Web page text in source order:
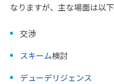
なりますが、主な場面は以下
交渉
スキーム検討
デューデリジェンス